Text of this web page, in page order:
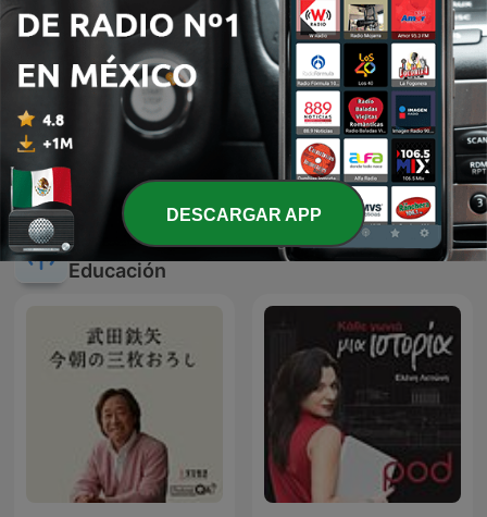
Tu Desarrollo Personal
Más podcasts internacionales de
Educación
DESCARGAR APP